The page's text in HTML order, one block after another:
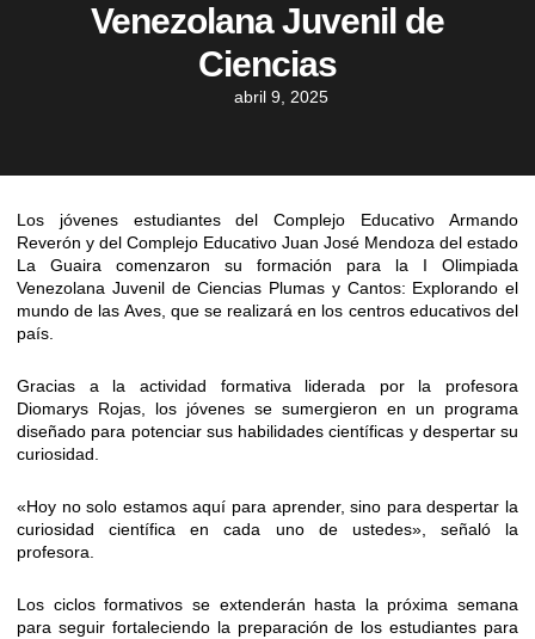
Venezolana Juvenil de
Ciencias
abril 9, 2025
Los jóvenes estudiantes del Complejo Educativo Armando
Reverón y del Complejo Educativo Juan José Mendoza del estado
La Guaira comenzaron su formación para la I Olimpiada
Venezolana Juvenil de Ciencias Plumas y Cantos: Explorando el
mundo de las Aves, que se realizará en los centros educativos del
país.
Gracias a la actividad formativa liderada por la profesora
Diomarys Rojas, los jóvenes se sumergieron en un programa
diseñado para potenciar sus habilidades científicas y despertar su
curiosidad.
«Hoy no solo estamos aquí para aprender, sino para despertar la
curiosidad científica en cada uno de ustedes», señaló la
profesora.
Los ciclos formativos se extenderán hasta la próxima semana
para seguir fortaleciendo la preparación de los estudiantes para